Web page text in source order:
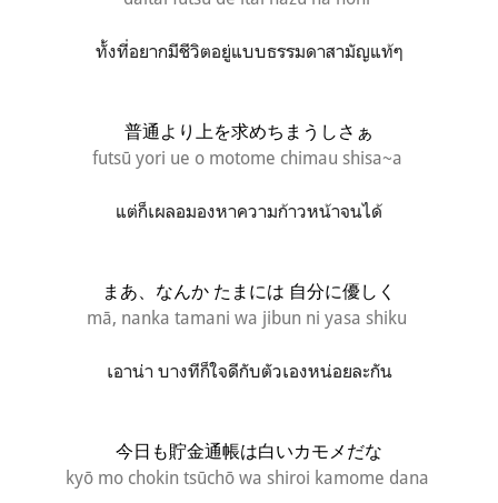
ทั้งที่อยากมีชีวิตอยู่แบบธรรมดาสามัญแท้ๆ
普通より上を求めちまうしさぁ
futsū yori ue o motome chimau shisa~a
แต่ก็เผลอมองหาความก้าวหน้าจนได้
まあ、なんか たまには 自分に優しく
mā, nanka tamani wa jibun ni yasa shiku
เอาน่า บางทีก็ใจดีกับตัวเองหน่อยละกัน
今日も貯金通帳は白いカモメだな
kyō mo chokin tsūchō wa shiroi kamome dana